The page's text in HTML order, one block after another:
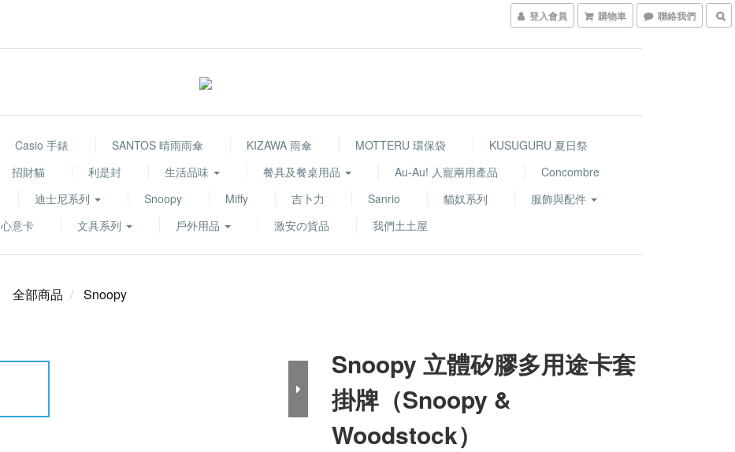
登入會員 購物車 聯絡我們
Casio 手錶 SANTOS 晴雨雨傘 KIZAWA 雨傘 MOTTERU 環保袋
KUSUGURU 夏日祭
招財貓 利是封 生活品味 餐具及餐桌用品 Au-Au! 人寵兩用產品
Concombre
迪士尼系列 Snoopy Miffy 吉卜力 Sanrio 貓奴系列
服飾與配件
心意卡
文具系列 戶外用品 激安の貨品 我們土土屋
全部商品 Snoopy
Snoopy 立體矽膠多用途卡套
掛牌（Snoopy &
Woodstock）